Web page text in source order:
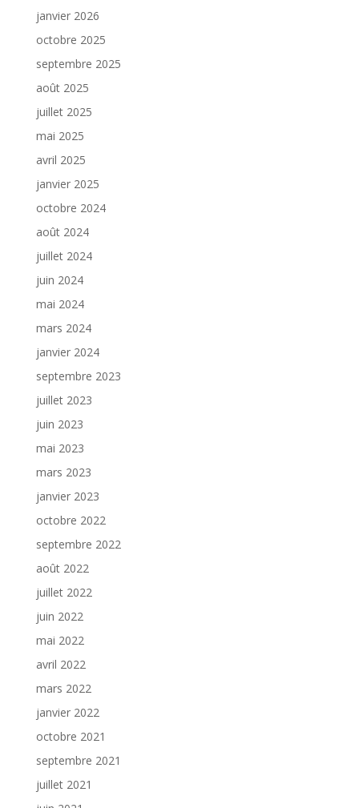
janvier 2026
octobre 2025
septembre 2025
août 2025
juillet 2025
mai 2025
avril 2025
janvier 2025
octobre 2024
août 2024
juillet 2024
juin 2024
mai 2024
mars 2024
janvier 2024
septembre 2023
juillet 2023
juin 2023
mai 2023
mars 2023
janvier 2023
octobre 2022
septembre 2022
août 2022
juillet 2022
juin 2022
mai 2022
avril 2022
mars 2022
janvier 2022
octobre 2021
septembre 2021
juillet 2021